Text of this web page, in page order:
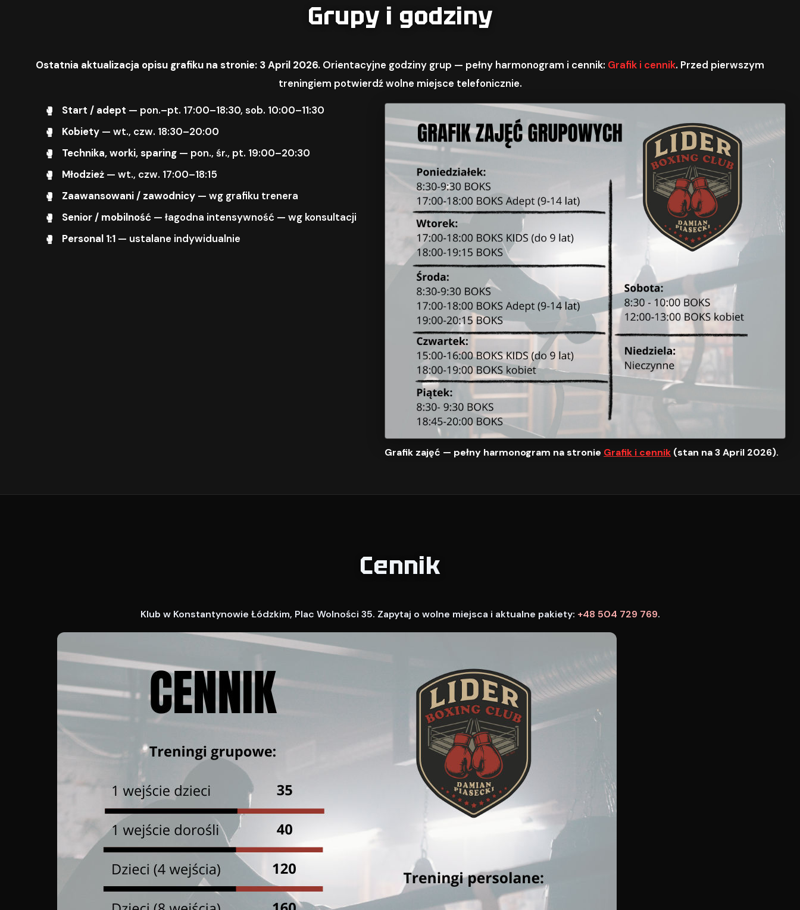
Grupy i godziny
Ostatnia aktualizacja opisu grafiku na stronie: 3 April 2026. Orientacyjne godziny grup — pełny harmonogram i cennik: Grafik i cennik. Przed pierwszym
treningiem potwierdź wolne miejsce telefonicznie.
Start / adept — pon.–pt. 17:00–18:30, sob. 10:00–11:30
Kobiety — wt., czw. 18:30–20:00
Technika, worki, sparing — pon., śr., pt. 19:00–20:30
Młodzież — wt., czw. 17:00–18:15
Zaawansowani / zawodnicy — wg grafiku trenera
Senior / mobilność — łagodna intensywność — wg konsultacji
Personal 1:1 — ustalane indywidualnie
Grafik zajęć — pełny harmonogram na stronie Grafik i cennik (stan na 3 April 2026).
Cennik
Klub w Konstantynowie Łódzkim, Plac Wolności 35. Zapytaj o wolne miejsca i aktualne pakiety: +48 504 729 769.